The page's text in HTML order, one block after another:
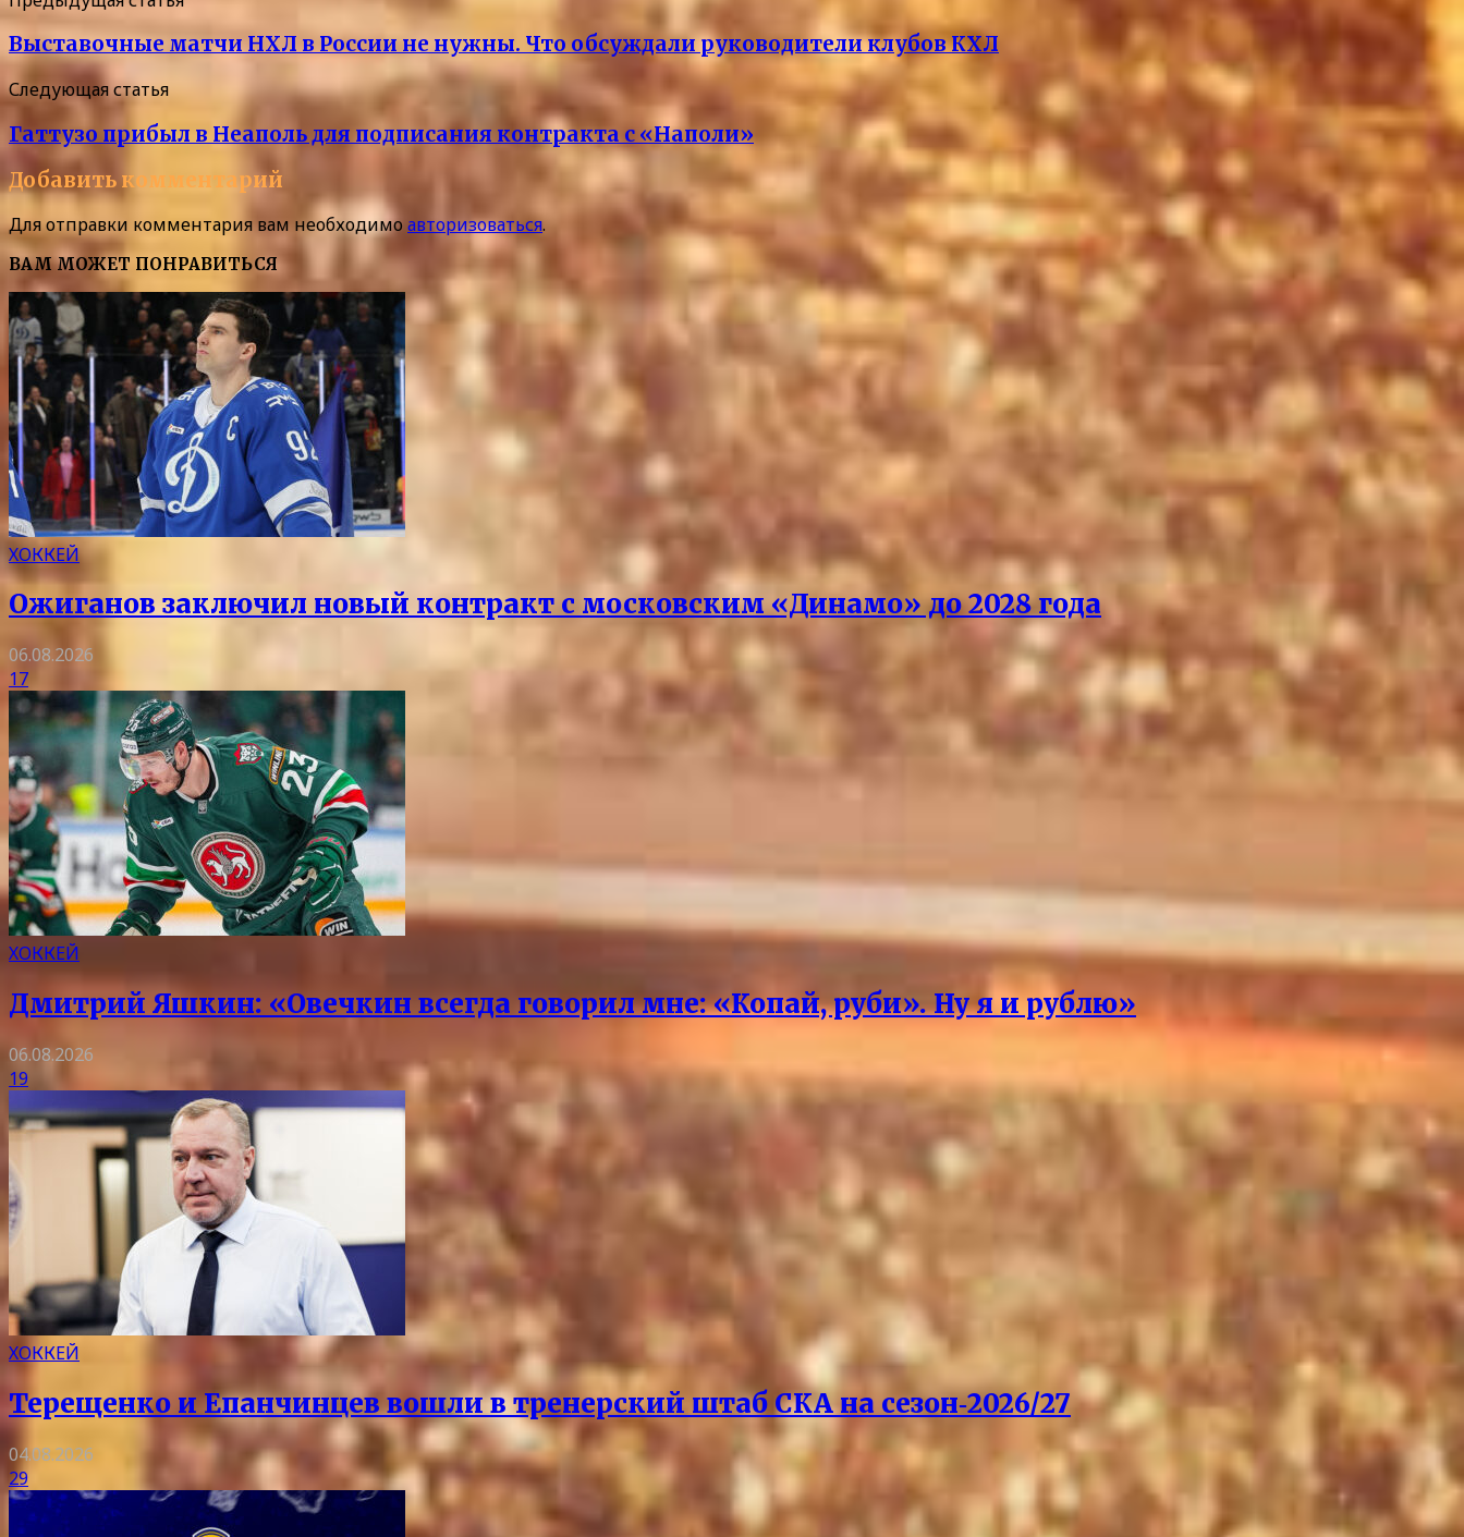
Выставочные матчи НХЛ в России не нужны. Что обсуждали руководители клубов КХЛ
Следующая статья
Гаттузо прибыл в Неаполь для подписания контракта с «Наполи»
Добавить комментарий
Для отправки комментария вам необходимоавторизоваться.
ВАМ МОЖЕТ ПОНРАВИТЬСЯ
ХОККЕЙ
Ожиганов заключил новый контракт с московским «Динамо» до 2028 года
06.08.2026
17
ХОККЕЙ
Дмитрий Яшкин: «Овечкин всегда говорил мне: «Копай, руби». Ну я и рублю»
06.08.2026
19
ХОККЕЙ
Терещенко и Епанчинцев вошли в тренерский штаб СКА на сезон‑2026/27
04.08.2026
29